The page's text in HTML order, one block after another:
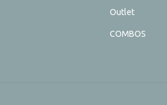
Outlet
COMBOS